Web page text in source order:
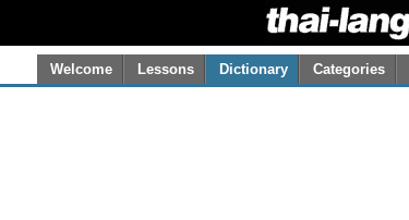
Welcome Lessons Dictionary Categories